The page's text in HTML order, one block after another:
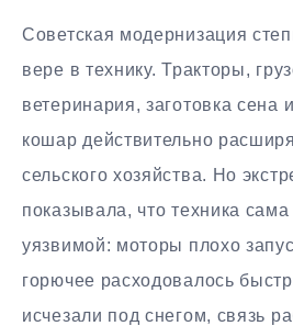
Советская модернизация
вере в технику. Тракторы,
ветеринария, заготовка сена
кошар действительно
сельского хозяйства. Но
показывала, что техника
уязвимой: моторы плохо
горючее расходовалось
исчезали под снегом, связь